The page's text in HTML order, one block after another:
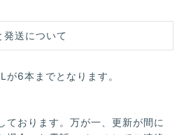
発送について
6本までとなります。
ております。万が一、更新が間に